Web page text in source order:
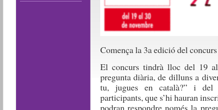
Comença la 3a edició del
El concurs tindrà lloc del 19
pregunta diària, de dilluns a
tu, jugues en català?” i del
participants, que s’hi hauran